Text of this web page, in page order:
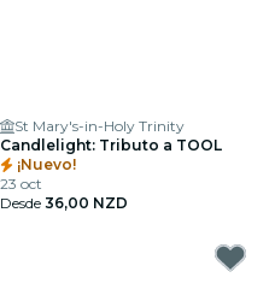
St Mary's-in-Holy Trinity
Candlelight: Tributo a TOOL
¡Nuevo!
23 oct
Desde 36,00 NZD